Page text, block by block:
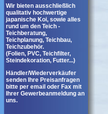
Wir bieten ausschließlich
qualitativ hochwertige
japanische Koi, sowie alles
rund um den Teich -
Teichberatung,
Teichplanung, Teichbau,
Teichzubehör.
(Folien, PVC, Teichfilter,
Steindekoration, Futter...)
Händler/Wiederverkäufer
senden Ihre Preisanfragen
bitte per email oder Fax mit
Ihrer Gewerbeanmeldung an
uns.